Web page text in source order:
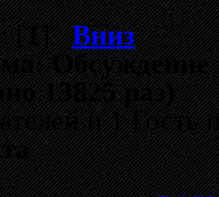
[1]Вниз
Обсуждение
13825 раз)
и 1 Гость